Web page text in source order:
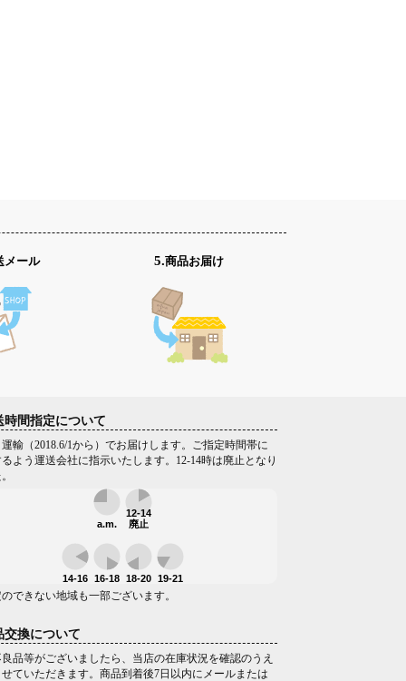
メール 5.商品お届け
時間指定について
輸（2018.6/1から）でお届けします。ご指定時間帯に
よう運送会社に指示いたします。12-14時は廃止となり
a.m.
12-14
廃止
14-16 16-18 18-20 19-21
できない地域も一部ございます。
交換について
品等がございましたら、当店の在庫状況を確認のうえ
ていただきます。商品到着後7日以内にメールまたは